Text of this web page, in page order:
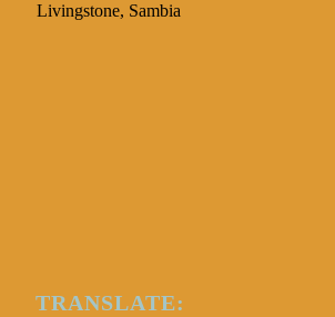
Livingstone, Sambia
TRANSLATE: